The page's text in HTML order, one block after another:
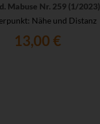
Mabuse Nr. 259 (1/2023)
Nähe und Distanz
13,00 €